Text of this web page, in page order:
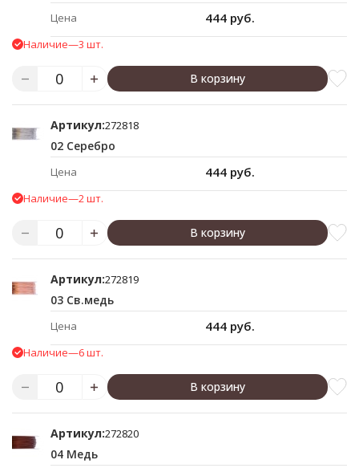
Цена 444 руб.
Наличие—3 шт.
В корзину
Артикул:272818
02 Серебро
Цена 444 руб.
Наличие—2 шт.
В корзину
Артикул:272819
03 Св.медь
Цена 444 руб.
Наличие—6 шт.
В корзину
Артикул:272820
04 Медь